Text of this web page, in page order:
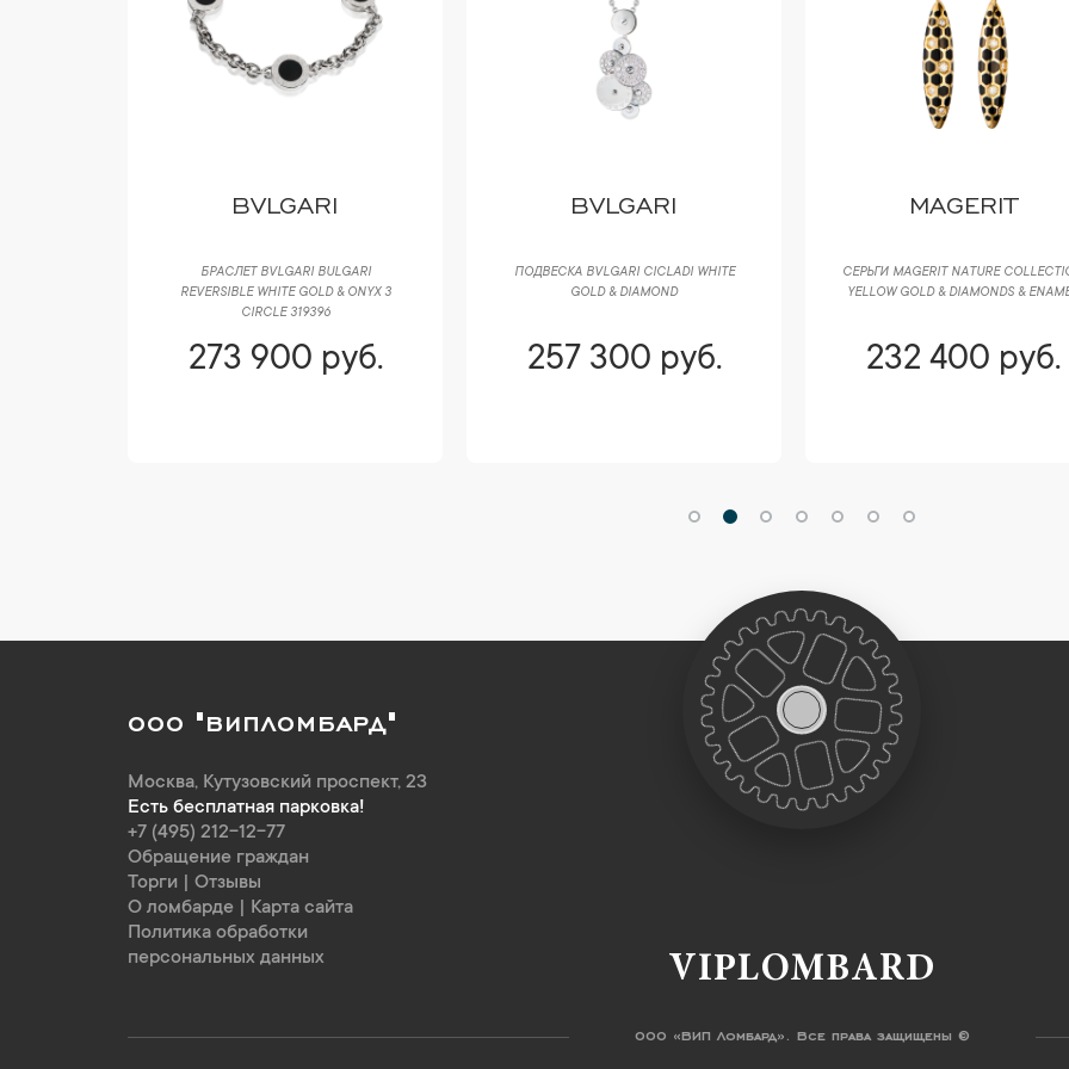
BVLGARI
БРАСЛЕТ BVLGARI BULGARI
REVERSIBLE WHITE GOLD & ONYX 3
CIRCLE 319396
273 900 руб.
BVLGARI
ПОДВЕСКА BVLGARI CICLADI WHITE
GOLD & DIAMOND
257 300 руб.
MAGERIT
СЕРЬГИ MAGERIT NATURE
YELLOW GOLD & DIAMONDS &
232 400 руб.
ООО "ВИПЛОМБАРД"
Москва, Кутузовский проспект, 23
Есть бесплатная парковка!
+7 (495) 212-12-77
Обращение граждан
Торги
Отзывы
О ломбарде
Карта сайта
Политика обработки
персональных данных
VIPLOMBARD
ООО «ВИП Ломбард». Все права защищены ©